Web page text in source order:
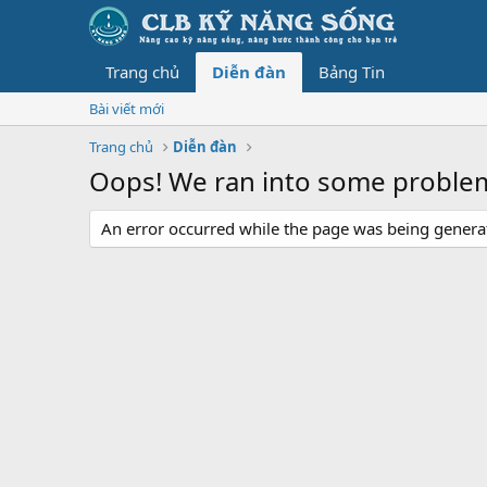
Trang chủ Diễn đàn Bảng Tin
Bài viết mới
Trang chủ
Diễn đàn
Oops! We ran into some
An error occurred while the page was being